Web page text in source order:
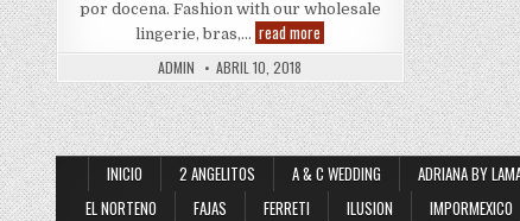
por docena. Fashion with our wholesale
lingerie, bras,… read more
Hosiery
|
Ropa
Interior
por
Docena
|
Lenceria
Por
Docena
ADMIN ABRIL 10, 2018
INICIO 2 ANGELITOS A & C WEDDING ADRIANA BY
EL NORTENO
FAJAS FERRETI ILUSION IMPORMEXICO